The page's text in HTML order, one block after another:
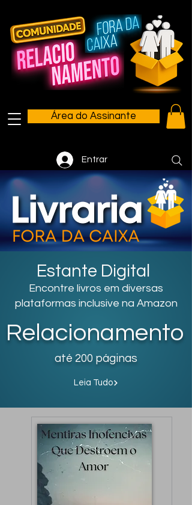
Área do Assinante
Entrar
Estante Digital
Encontre livros em diversas
plataformas inclusive na Amazon
Relacionamento
até 200 páginas
Leia Tudo